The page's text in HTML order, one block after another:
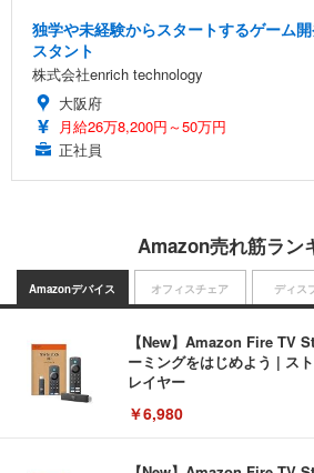
独学や未経験からスタートするゲーム
スタント
株式会社enrich technology
大阪府
月給26万8,200円～50万円
正社員
Amazon売れ筋ラン
Amazonデバイス
【New】Amazon Fire TV
ーミングをはじめよう | ス
レイヤー
￥6,980
オフィスチェア ディス